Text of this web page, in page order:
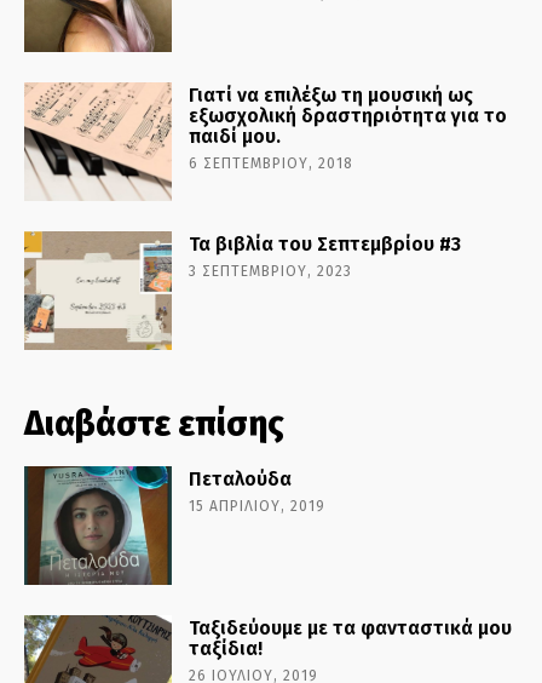
Γιατί να επιλέξω τη μουσική ως
εξωσχολική δραστηριότητα για το
παιδί μου.
6 ΣΕΠΤΕΜΒΡΊΟΥ, 2018
Τα βιβλία του Σεπτεμβρίου #3
3 ΣΕΠΤΕΜΒΡΊΟΥ, 2023
Διαβάστε επίσης
Πεταλούδα
15 ΑΠΡΙΛΊΟΥ, 2019
Ταξιδεύουμε με τα φανταστικά μου
ταξίδια!
26 ΙΟΥΛΊΟΥ, 2019